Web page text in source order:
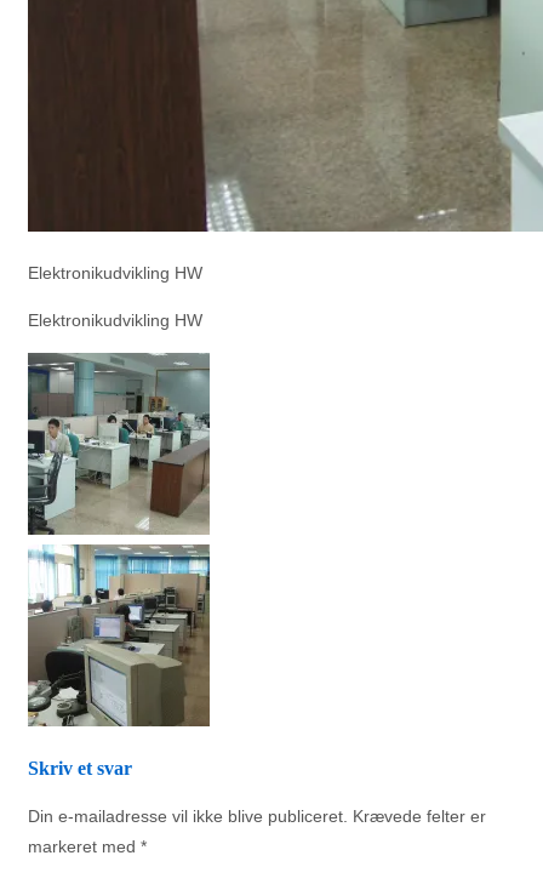
Elektronikudvikling HW
Elektronikudvikling HW
Skriv et svar
Din e-mailadresse vil ikke blive publiceret. Krævede felter er
markeret med *